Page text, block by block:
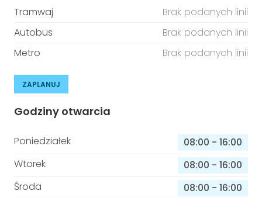
Tramwaj
Brak podanych linii
Autobus
Brak podanych linii
Metro
Brak podanych linii
ZAPLANUJ
Godziny otwarcia
Poniedziałek 08:00 - 16:00
Wtorek
08:00 - 16:00
Środa
08:00 - 16:00